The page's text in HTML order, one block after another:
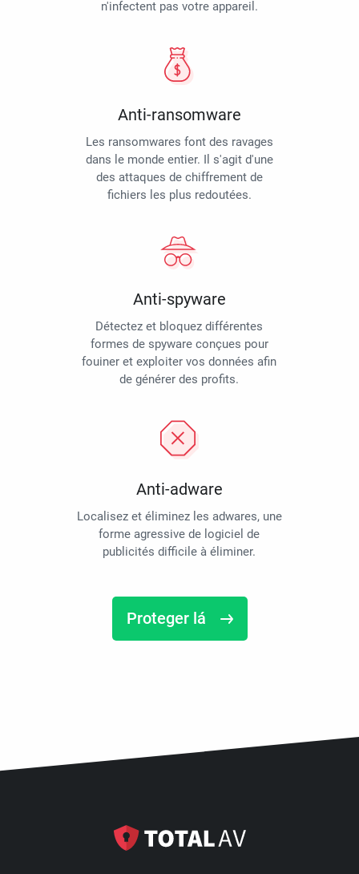
n'infectent pas votre appareil.
Anti-ransomware
Les ransomwares font des ravages
dans le monde entier. Il s'agit d'une
des attaques de chiffrement de
fichiers les plus redoutées.
Anti-spyware
Détectez et bloquez différentes
formes de spyware conçues pour
fouiner et exploiter vos données afin
de générer des profits.
Anti-adware
Localisez et éliminez les adwares, une
forme agressive de logiciel de
publicités difficile à éliminer.
Proteger lá